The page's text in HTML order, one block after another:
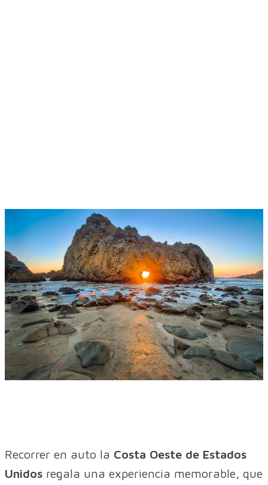
Recorrer en auto la Costa Oeste de Estados
Unidos regala una experiencia memorable, que